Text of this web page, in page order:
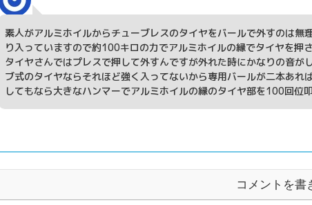
素人がアルミホイルからチューブレスのタイヤをバールで外すのは
り入っていますので約100キロの力でアルミホイルの縁でタイヤを押
タイヤさんではプレスで押して外すんですが外れた時にかなりの音
ブ式のタイヤならそれほど強く入ってないから専用バールが二本あ
してもなら大きなハンマーでアルミホイルの縁のタイヤ部を100回位
コメントを書